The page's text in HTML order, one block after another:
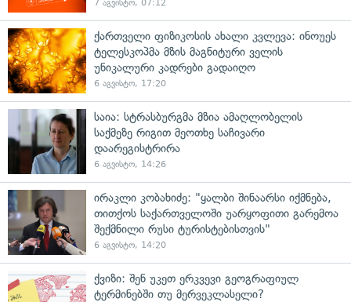
7 აგვისტო, 07:12
ქართველი ფიზიკოსის ახალი კვლევა: ინოუეს
ტელესკოპმა მზის მაგნიტური ველის
უნიკალური კადრები გადაიღო
6 აგვისტო, 17:20
საია: სტრასბურგმა მზია ამაღლობელის
საქმეზე რიგით მეოთხე საჩივარი
დაარეგისტრირა
6 აგვისტო, 14:26
ირაკლი კობახიძე: "ყალბი შინაარსი იქმნება,
თითქოს საქართველოში უარყოფითი გარემოა
შექმნილი რუსი ტურისტებისთვის"
6 აგვისტო, 14:20
ქვიზი: შენ უკეთ ერკვევი გეოგრაფიულ
ტერმინებში თუ მერვეკლასელი?